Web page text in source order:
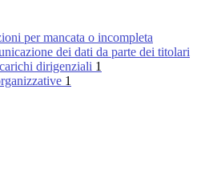
per mancata o incompleta
dei dati da parte dei titolari
dirigenziali 1
1